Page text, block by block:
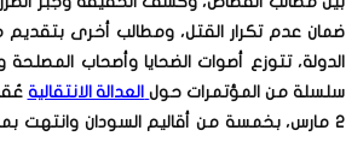
ضمان عدم تكرار القتل، ومطالب أخرى بتقديم
الدولة، تتوزع أصوات الضحايا وأصحاب
سلسلة من المؤتمرات حول العدالة الانتقالية
2 مارس، بخمسة من أقاليم السودان وانتهت